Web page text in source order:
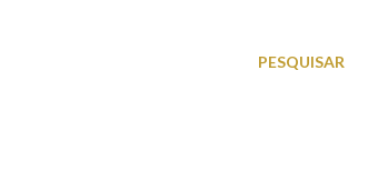
PESQUISAR